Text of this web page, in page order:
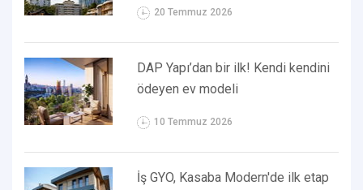
20 Temmuz 2026
DAP Yapı’dan bir ilk! Kendi kendini
ödeyen ev modeli
10 Temmuz 2026
İş GYO, Kasaba Modern'de ilk etap